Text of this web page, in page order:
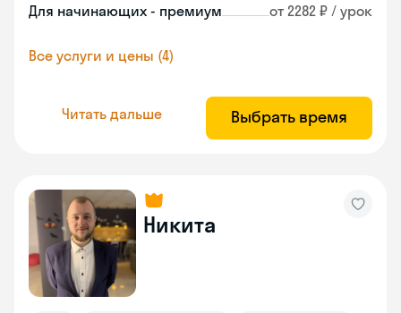
Для начинающих - премиум от 2282 ₽ / урок
Все услуги и цены (4)
Читать дальше Выбрать время
Никита